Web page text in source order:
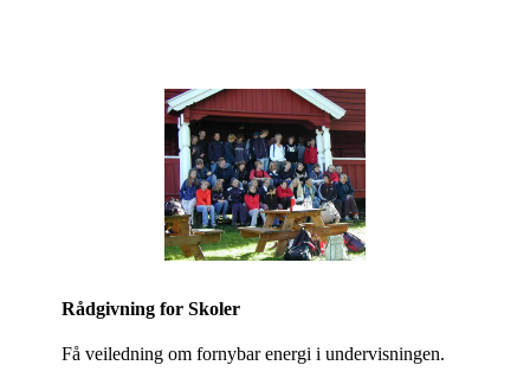
Rådgivning for Skoler
Få veiledning om fornybar energi i undervisningen.